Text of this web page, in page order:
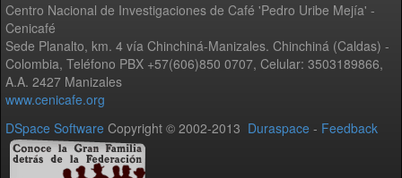
Centro Nacional de Investigaciones de Café 'Pedro Uribe Mejía' -
Cenicafé
Sede Planalto, km. 4 vía Chinchiná-Manizales. Chinchiná (Caldas) -
Colombia, Teléfono PBX +57(606)850 0707, Celular: 3503189866,
A.A. 2427 Manizales
www.cenicafe.org
DSpace Software Copyright © 2002-2013 Duraspace - Feedback